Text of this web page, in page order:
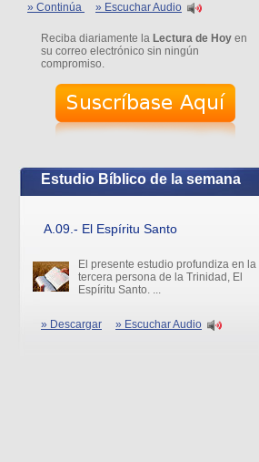
» Continúa » Escuchar Audio
Reciba diariamente la Lectura de Hoy en
su correo electrónico sin ningún
compromiso.
Estudio Bíblico de la semana
A.09.- El Espíritu Santo
El presente estudio profundiza en la
tercera persona de la Trinidad, El
Espíritu Santo. ...
» Descargar » Escuchar Audio